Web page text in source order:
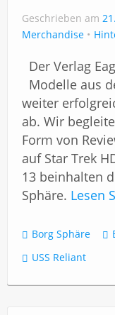
Impressum
Geschrieben am
Merchandise
Der Verlag
Modelle aus
weiter
ab. Wir
Form von
auf Star Trek
13 beinhalten
Sphäre. Lesen
Borg Sphäre
USS Reliant